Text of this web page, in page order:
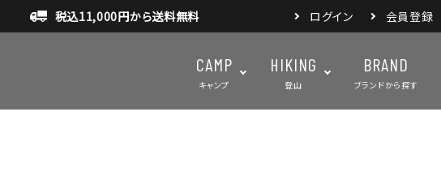
税込11,000円から送料無料 ログイン 会員登録
CAMP
キャンプ
HIKING
登山
BRAND
ブランドから探す